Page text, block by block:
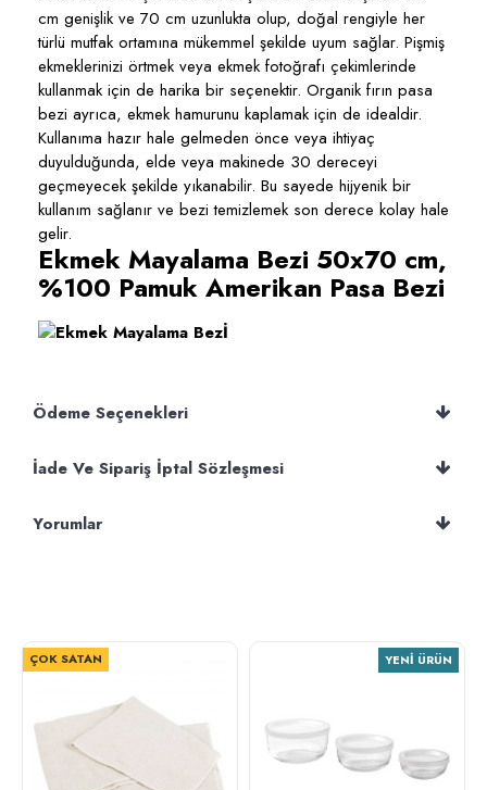
cm genişlik ve 70 cm uzunlukta olup, doğal rengiyle her
türlü mutfak ortamına mükemmel şekilde uyum sağlar. Pişmiş
ekmeklerinizi örtmek veya ekmek fotoğrafı çekimlerinde
kullanmak için de harika bir seçenektir. Organik fırın pasa
bezi ayrıca, ekmek hamurunu kaplamak için de idealdir.
Kullanıma hazır hale gelmeden önce veya ihtiyaç
duyulduğunda, elde veya makinede 30 dereceyi
geçmeyecek şekilde yıkanabilir. Bu sayede hijyenik bir
kullanım sağlanır ve bezi temizlemek son derece kolay hale
gelir.
Ekmek Mayalama Bezi 50x70 cm,
%100 Pamuk Amerikan Pasa Bezi
Ödeme Seçenekleri
İade Ve Sipariş İptal Sözleşmesi
Yorumlar
ÇOK SATAN YENI ÜRÜN